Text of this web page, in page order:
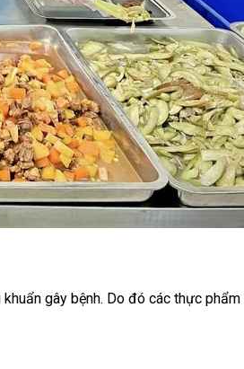
gây bệnh. Do đó các thực